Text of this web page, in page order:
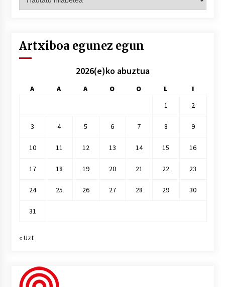
hilez
Artxiboa egunez egun
2026(e)ko abuztua
A A A O O L
I
1
2
3 4 5 6 7 8 9
10 11 12 13 14 15 16
17 18 19 20 21 22 23
24 25 26 27 28 29 30
31
« Uzt